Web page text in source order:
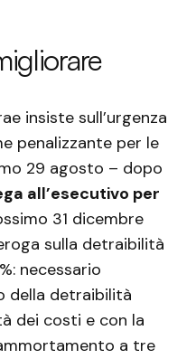
insiste sull’urgenza
penalizzante per le
29 agosto – dopo
all’esecutivo per
31 dicembre
sulla detraibilità
necessario
della detraibilità
dei costi e con la
a tre